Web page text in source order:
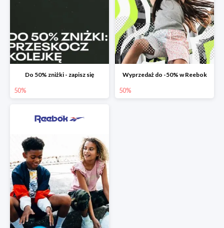
Do 50% zniżki - zapisz się
50%
Wyprzedaż do -50% w Reebok
50%